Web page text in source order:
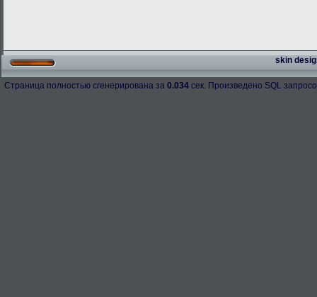
skin
Страница полностью сгенерирована за 0.034 сек. Произведено SQL